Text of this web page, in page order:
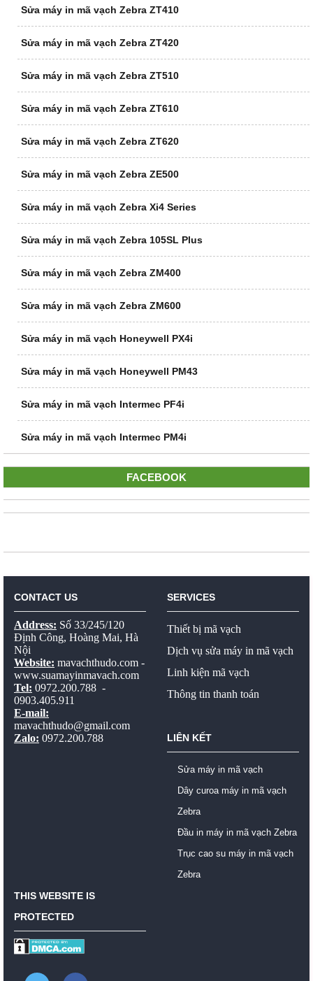
Sửa máy in mã vạch Zebra ZT410
Sửa máy in mã vạch Zebra ZT420
Sửa máy in mã vạch Zebra ZT510
Sửa máy in mã vạch Zebra ZT610
Sửa máy in mã vạch Zebra ZT620
Sửa máy in mã vạch Zebra ZE500
Sửa máy in mã vạch Zebra Xi4 Series
Sửa máy in mã vạch Zebra 105SL Plus
Sửa máy in mã vạch Zebra ZM400
Sửa máy in mã vạch Zebra ZM600
Sửa máy in mã vạch Honeywell PX4i
Sửa máy in mã vạch Honeywell PM43
Sửa máy in mã vạch Intermec PF4i
Sửa máy in mã vạch Intermec PM4i
FACEBOOK
CONTACT US
Address: Số 33/245/120
Định Công, Hoàng Mai, Hà
Nội
Website: mavachthudo.com -
www.suamayinmavach.com
Tel: 0972.200.788 -
0903.405.911
E-mail:
mavachthudo@gmail.com
Zalo: 0972.200.788
SERVICES
Thiết bị mã vạch
Dịch vụ sửa máy in mã vạch
Linh kiện mã vạch
Thông tin thanh toán
LIÊN KẾT
Sửa máy in mã vạch
Dây curoa máy in mã vạch
Zebra
Đầu in máy in mã vạch Zebra
Trục cao su máy in mã vạch
Zebra
THIS WEBSITE IS
PROTECTED